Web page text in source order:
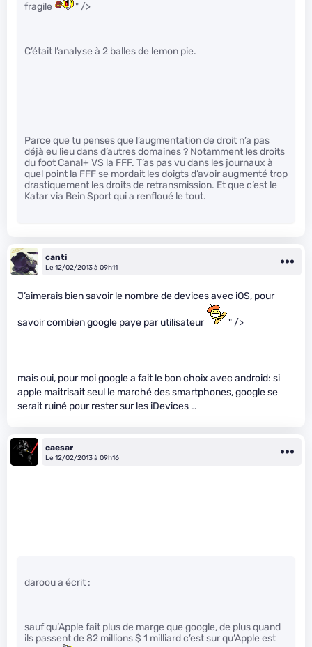
fragile
" />
C’était l’analyse à 2 balles de lemon pie.
Parce que tu penses que l’augmentation de droit n’a pas
déjà eu lieu dans d’autres domaines ? Notamment les droits
du foot Canal+ VS la FFF. T’as pas vu dans les journaux à
quel point la FFF se mordait les doigts d’avoir augmenté trop
drastiquement les droits de retransmission. Et que c’est le
Katar via Bein Sport qui a renfloué le tout.
canti
Le 12/02/2013 à 09h11
J’aimerais bien savoir le nombre de devices avec iOS, pour
savoir combien google paye par utilisateur " />
mais oui, pour moi google a fait le bon choix avec android: si
apple maitrisait seul le marché des smartphones, google se
serait ruiné pour rester sur les iDevices …
caesar
Le 12/02/2013 à 09h16
daroou a écrit :
sauf qu’Apple fait plus de marge que google, de plus quand
ils passent de 82 millions $ 1 milliard c’est sur qu’Apple est